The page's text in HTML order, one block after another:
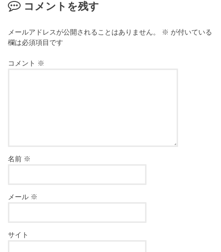
コメントを残す
メールアドレスが公開されることはありません。 ※ が付いている
欄は必須項目です
コメント ※
名前 ※
メール ※
サイト